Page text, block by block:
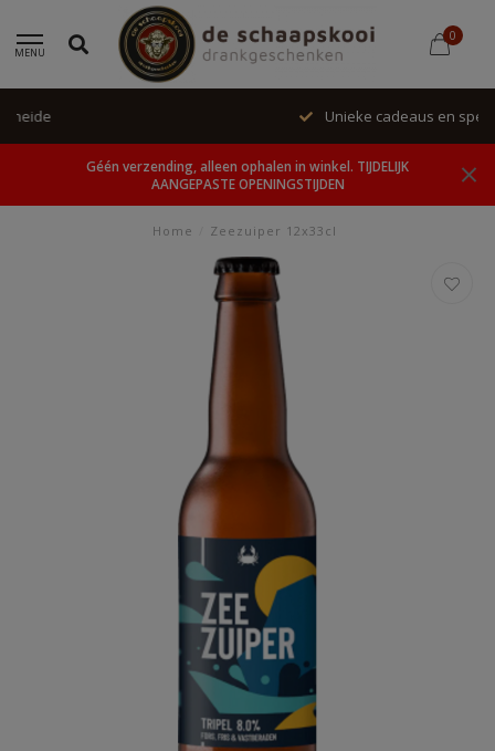
MENU
0
Unieke cadeaus en specials
Géén verzending, alleen ophalen in winkel. TIJDELIJK
AANGEPASTE OPENINGSTIJDEN
Home Zeezuiper 12x33cl